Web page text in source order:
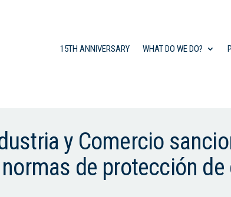
15TH ANNIVERSARY WHAT DO WE DO?
y Comercio
de protección